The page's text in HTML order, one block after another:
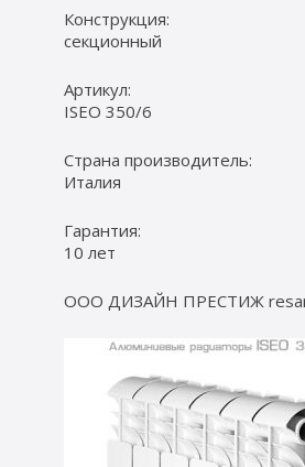
Конструкция:
секционный
Артикул:
ISEO 350/6
Страна производитель:
Италия
Гарантия:
10 лет
ООО ДИЗАЙН ПРЕСТИЖ